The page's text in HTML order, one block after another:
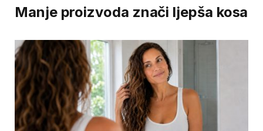
Manje proizvoda znači ljepša kosa